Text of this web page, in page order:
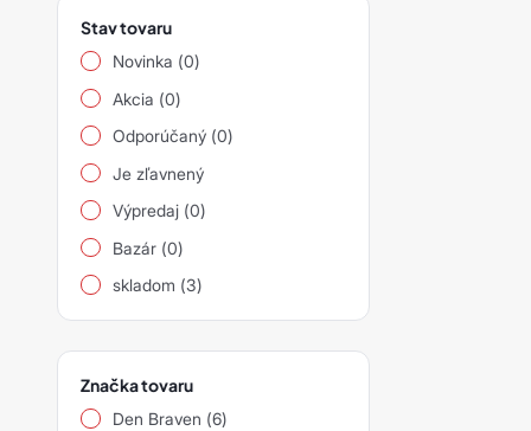
siaspeed
siasponge
siavlies
siawat
Ostatní
Stav tovaru
Novinka (0)
Akcia (0)
Odporúčaný (0)
Je zľavnený
Výpredaj (0)
Bazár (0)
skladom (3)
Značka tovaru
Den Braven (6)